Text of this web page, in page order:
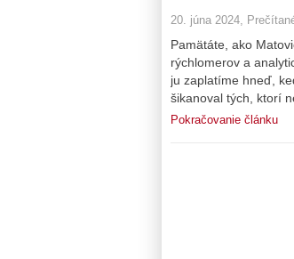
20. júna 2024,
Pamätáte, ako
rýchlomerov a
ju zaplatíme hneď,
šikanoval tých, ktorí
Pokračovanie článku